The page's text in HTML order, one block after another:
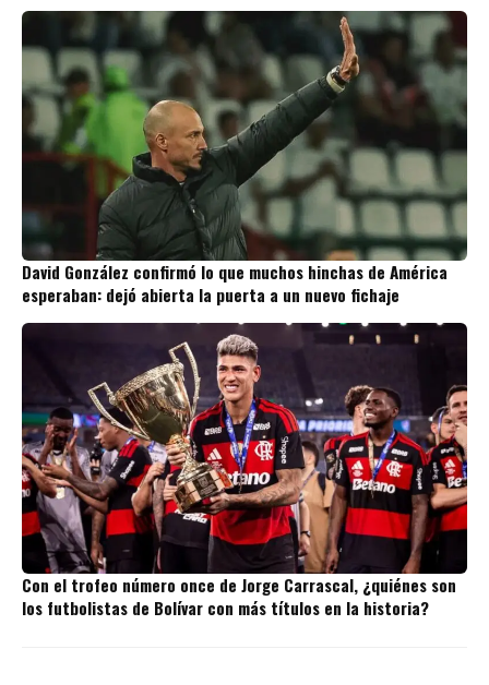
David González confirmó lo que muchos hinchas de América
esperaban: dejó abierta la puerta a un nuevo fichaje
Con el trofeo número once de Jorge Carrascal, ¿quiénes son
los futbolistas de Bolívar con más títulos en la historia?